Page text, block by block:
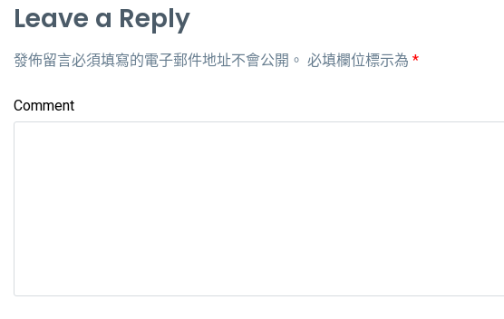
Leave a Reply
發佈留言必須填寫的電子郵件地址不會公開。 必填欄位標示為 *
Comment